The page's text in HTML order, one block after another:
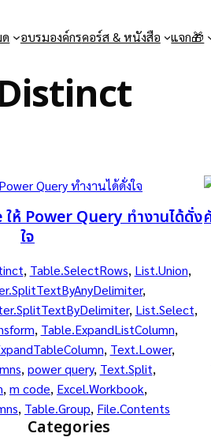
อบรมองค์กรคอร์ส & หนังสือ แจก🎁
ห้ Power Query ทำงานได้ดั่ง
ใจ
, Table.SelectRows, List.Union ,
, List.Select,
, Table.ExpandListColumn ,
, Text.Lower,
, power query, Text.Split,
, m code, Excel.Workbook
, Table.Group, File.Contents
Categories